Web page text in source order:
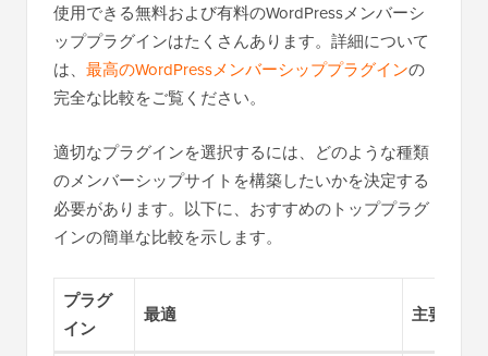
使用できる無料および有料のWordPressメンバーシ
ッププラグインはたくさんあります。詳細について
は、 最高のWordPressメンバーシッププラグインの
完全な比較をご覧ください。
適切なプラグインを選択するには、どのような種類
のメンバーシップサイトを構築したいかを決定する
必要があります。以下に、おすすめのトッププラグ
インの簡単な比較を示します。
プラグ
イン
最適 主要機能